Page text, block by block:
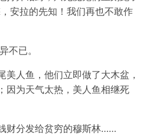
安拉的先知！我们再也不敢作
不已。
美人鱼，他们立即做了大木盆，
因为天气太热，美人鱼相继死
财分发给贫穷的穆斯林……